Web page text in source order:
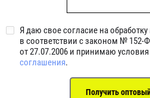
Я даю свое согласие на
в соответствии с законом №
от 27.07.2006 и принимаю условия
соглашения.